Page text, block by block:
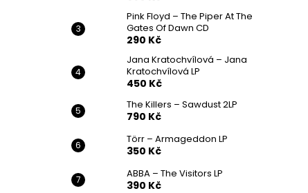
Pink Floyd – The Piper At The
Gates Of Dawn CD
290 Kč
Jana Kratochvílová – Jana
Kratochvílová LP
450 Kč
The Killers – Sawdust 2LP
790 Kč
Törr – Armageddon LP
350 Kč
ABBA – The Visitors LP
390 Kč